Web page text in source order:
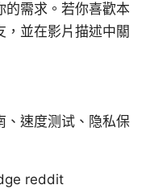
的需求。若你喜歡本
，並在影片描述中關
、速度测试、隐私保
reddit